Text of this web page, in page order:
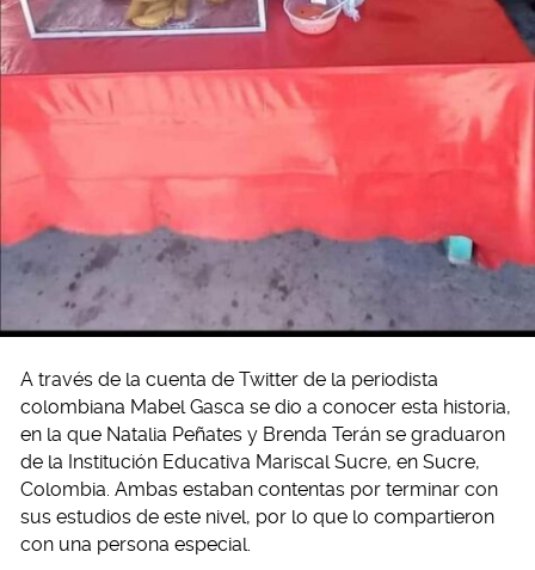
A través de la cuenta de Twitter de la periodista
colombiana Mabel Gasca se dio a conocer esta historia,
en la que Natalia Peñates y Brenda Terán se graduaron
de la Institución Educativa Mariscal Sucre, en Sucre,
Colombia. Ambas estaban contentas por terminar con
sus estudios de este nivel, por lo que lo compartieron
con una persona especial.